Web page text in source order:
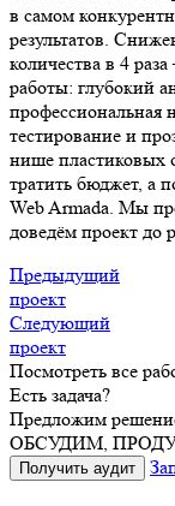
в самом
результатов.
количества в 4
работы: глубокий
профессиональная
тестирование и
нише пластиковых
тратить бюджет, а
Web Armada. Мы
доведём проект до
Предыдущий
проект
Следующий
проект
Посмотреть все
Есть задача?
Предложим
ОБСУДИМ,
Получить аудит